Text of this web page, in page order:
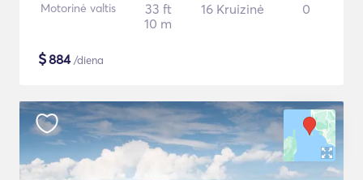
Motorinė valtis
33 ft
10 m
16 Kruizinė 0
$884/diena